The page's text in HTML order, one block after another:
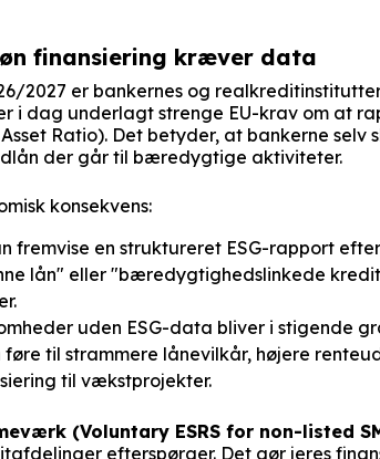
finansiering kræver data
2027 er bankernes og
i dag underlagt strenge EU-krav om at
Ratio). Det betyder, at bankerne selv
der går til bæredygtige aktiviteter.
konsekvens:
fremvise en struktureret ESG-rapport
lån" eller "bæredygtighedslinkede
uden ESG-data bliver i stigende
til strammere lånevilkår, højere
til vækstprojekter.
(Voluntary ESRS for non-listed
efterspørger. Det gør jeres